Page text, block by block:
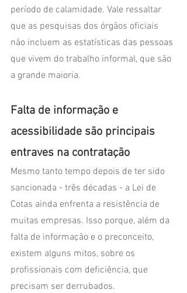
período de calamidade. Vale ressaltar
que as pesquisas dos órgãos oficiais
não incluem as estatísticas das pessoas
que vivem do trabalho informal, que são
a grande maioria.
Falta de informação e
acessibilidade são principais
entraves na contratação
Mesmo tanto tempo depois de ter sido
sancionada - três décadas - a Lei de
Cotas ainda enfrenta a resistência de
muitas empresas. Isso porque, além da
falta de informação e o preconceito,
existem alguns mitos, sobre os
profissionais com deficiência, que
precisam ser derrubados.